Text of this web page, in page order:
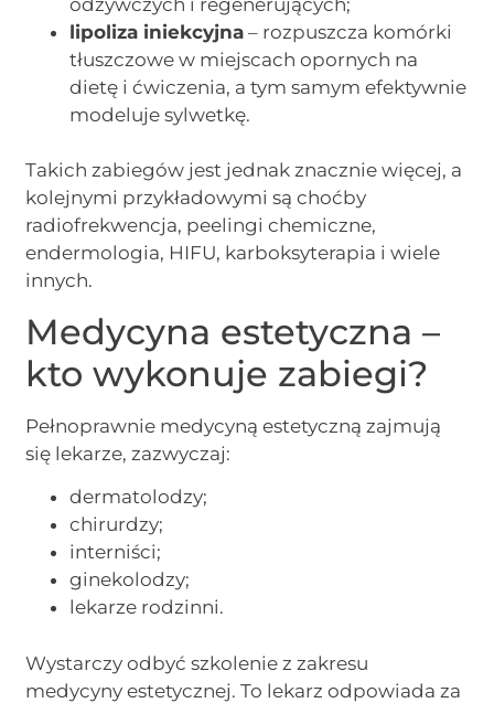
lipoliza iniekcyjna – rozpuszcza komórki
tłuszczowe w miejscach opornych na
dietę i ćwiczenia, a tym samym efektywnie
modeluje sylwetkę.
Takich zabiegów jest jednak znacznie więcej, a
kolejnymi przykładowymi są choćby
radiofrekwencja, peelingi chemiczne,
endermologia, HIFU, karboksyterapia i wiele
innych.
Medycyna estetyczna –
kto wykonuje zabiegi?
Pełnoprawnie medycyną estetyczną zajmują
się lekarze, zazwyczaj:
dermatolodzy;
chirurdzy;
interniści;
ginekolodzy;
lekarze rodzinni.
Wystarczy odbyć szkolenie z zakresu
medycyny estetycznej. To lekarz odpowiada za